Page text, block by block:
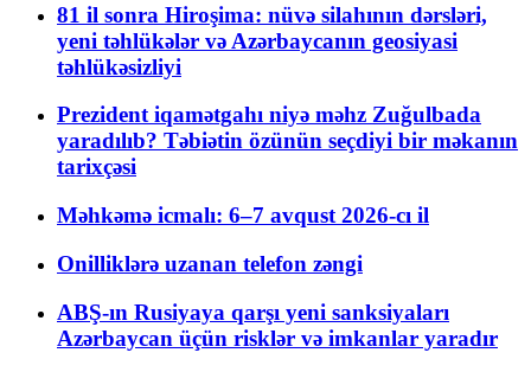
81 il sonra Hiroşima: nüvə silahının dərsləri,
yeni təhlükələr və Azərbaycanın geosiyasi
təhlükəsizliyi
Prezident iqamətgahı niyə məhz Zuğulbada
yaradılıb? Təbiətin özünün seçdiyi bir məkanın
tarixçəsi
Məhkəmə icmalı: 6–7 avqust 2026-cı il
Onilliklərə uzanan telefon zəngi
ABŞ-ın Rusiyaya qarşı yeni sanksiyaları
Azərbaycan üçün risklər və imkanlar yaradır